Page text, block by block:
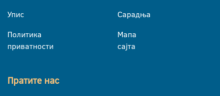
Упис
Политика
приватности
Сарадња
Мапа
сајта
Пратите нас